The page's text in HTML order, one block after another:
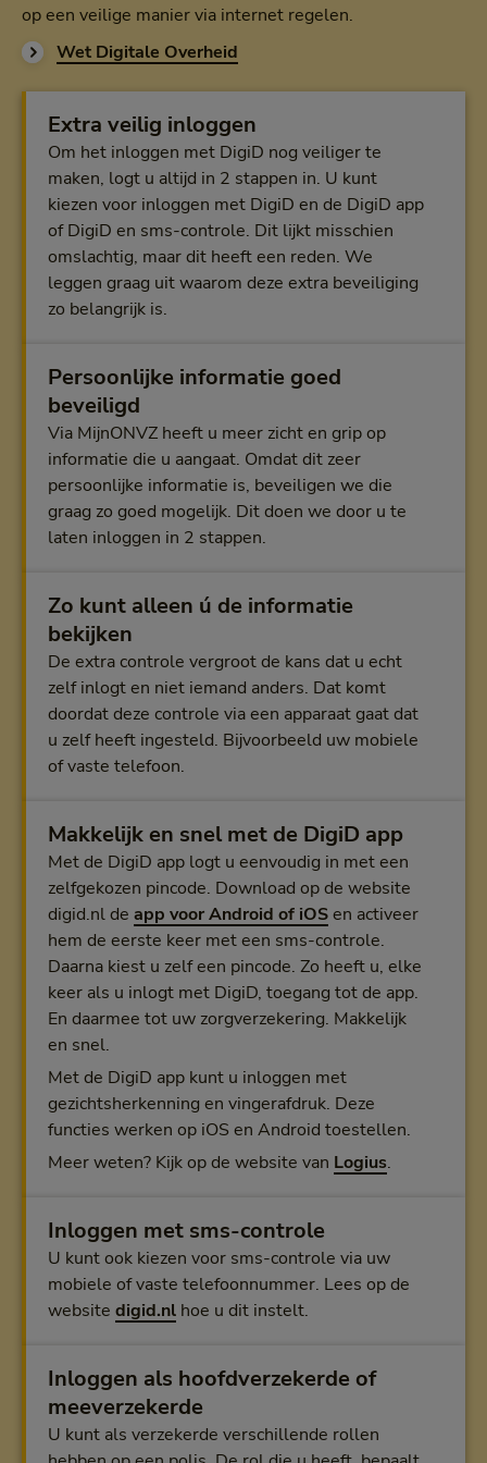
op een veilige manier via internet regelen.
Wet Digitale Overheid
Extra veilig inloggen
Om het inloggen met DigiD nog veiliger te
maken, logt u altijd in 2 stappen in. U kunt
kiezen voor inloggen met DigiD en de DigiD app
of DigiD en sms-controle. Dit lijkt misschien
omslachtig, maar dit heeft een reden. We
leggen graag uit waarom deze extra beveiliging
zo belangrijk is.
Persoonlijke informatie goed
beveiligd
Via MijnONVZ heeft u meer zicht en grip op
informatie die u aangaat. Omdat dit zeer
persoonlijke informatie is, beveiligen we die
graag zo goed mogelijk. Dit doen we door u te
laten inloggen in 2 stappen.
Zo kunt alleen ú de informatie
bekijken
De extra controle vergroot de kans dat u echt
zelf inlogt en niet iemand anders. Dat komt
doordat deze controle via een apparaat gaat dat
u zelf heeft ingesteld. Bijvoorbeeld uw mobiele
of vaste telefoon.
Makkelijk en snel met de DigiD app
Met de DigiD app logt u eenvoudig in met een
zelfgekozen pincode. Download op de website
digid.nl de app voor Android of iOSen activeer
hem de eerste keer met een sms-controle.
Daarna kiest u zelf een pincode. Zo heeft u, elke
keer als u inlogt met DigiD, toegang tot de app.
En daarmee tot uw zorgverzekering. Makkelijk
en snel.
Met de DigiD app kunt u inloggen met
gezichtsherkenning en vingerafdruk. Deze
functies werken op iOS en Android toestellen.
Meer weten? Kijk op de website van Logius.
Inloggen met sms-controle
U kunt ook kiezen voor sms-controle via uw
mobiele of vaste telefoonnummer. Lees op de
website digid.nl hoe u dit instelt.
Inloggen als hoofdverzekerde of
meeverzekerde
U kunt als verzekerde verschillende rollen